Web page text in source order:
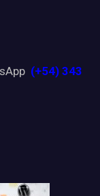
(+54) 343